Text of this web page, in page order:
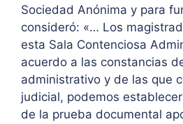
Sociedad Anónima y para
consideró: «… Los
esta Sala Contenciosa
acuerdo a las constancias
administrativo y de las que
judicial, podemos
de la prueba documental